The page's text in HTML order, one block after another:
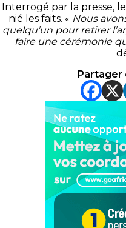
Interrogé par la presse,
nié les faits. « Nous
quelqu’un pour retirer
faire une cérémonie
Partager